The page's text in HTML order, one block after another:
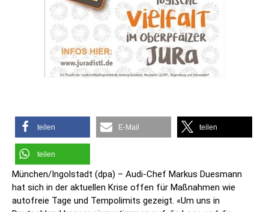
teilen E-Mail teilen
teilen
München/Ingolstadt (dpa) – Audi-Chef Markus Duesmann
hat sich in der aktuellen Krise offen für Maßnahmen wie
autofreie Tage und Tempolimits gezeigt. «Um uns in